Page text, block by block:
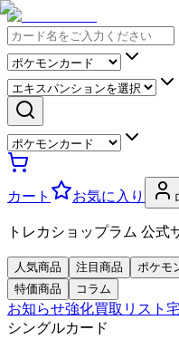
カート お気に入り
トレカショップラム 公式
人気商品 注目商品 ポケモ
特価商品
コラム
お知らせ強化買取リスト
シングルカード